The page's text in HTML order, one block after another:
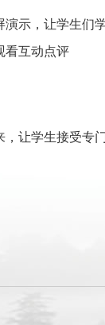
示，让学生们
看互动点评
让学生接受专